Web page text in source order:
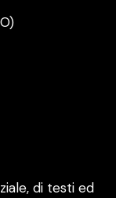
di testi ed